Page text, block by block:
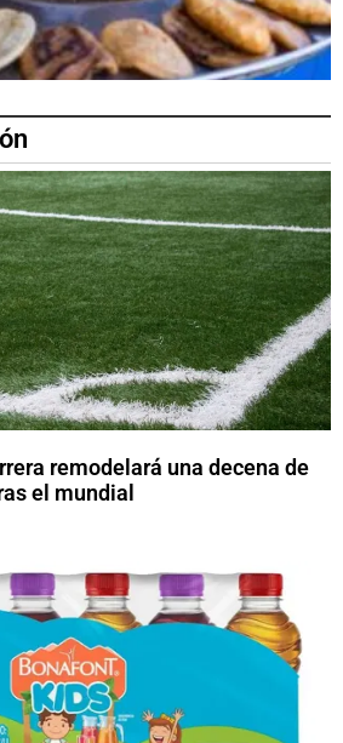
remodelará una decena de
el mundial